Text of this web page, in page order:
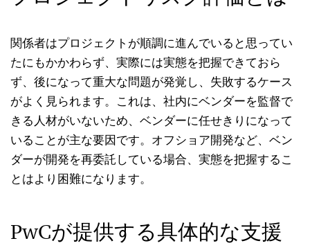
関係者はプロジェクトが順調に進んでいると思ってい
たにもかかわらず、実際には実態を把握できておら
ず、後になって重大な問題が発覚し、失敗するケース
がよく見られます。これは、社内にベンダーを監督で
きる人材がいないため、ベンダーに任せきりになって
いることが主な要因です。オフショア開発など、ベン
ダーが開発を再委託している場合、実態を把握するこ
とはより困難になります。
PwCが提供する具体的な支援